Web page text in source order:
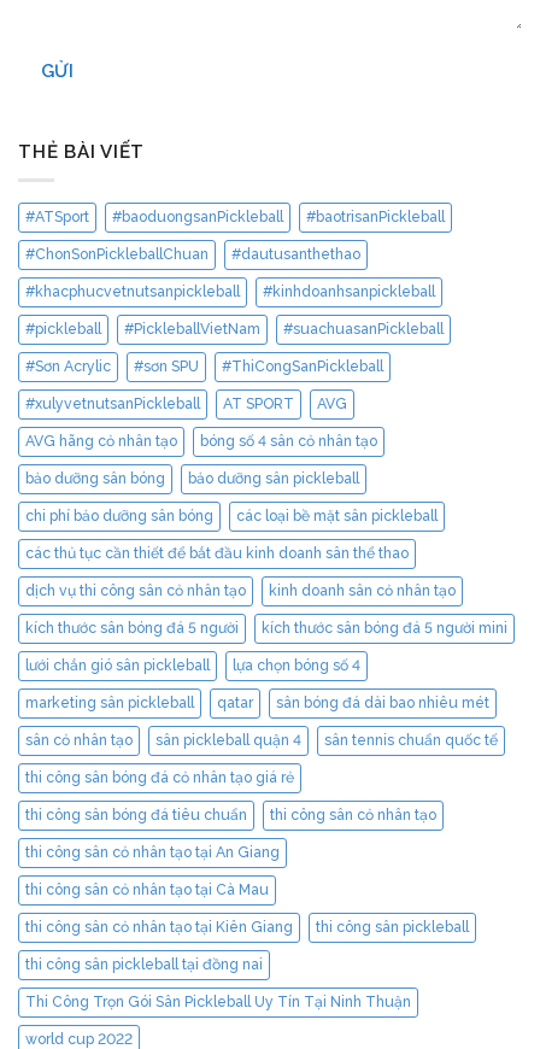
GỬI
THẺ BÀI VIẾT
#ATSport #baoduongsanPickleball #baotrisanPickleball
#ChonSonPickleballChuan #dautusanthethao
#khacphucvetnutsanpickleball #kinhdoanhsanpickleball
#pickleball #PickleballVietNam #suachuasanPickleball
#Sơn Acrylic #sơn SPU #ThiCongSanPickleball
#xulyvetnutsanPickleball AT SPORT AVG
AVG hãng cỏ nhân tạo bóng số 4 sân cỏ nhân tạo
bảo dưỡng sân bóng bảo dưỡng sân pickleball
chi phí bảo dưỡng sân bóng các loại bề mặt sân pickleball
các thủ tục cần thiết để bắt đầu kinh doanh sân thể thao
dịch vụ thi công sân cỏ nhân tạo kinh doanh sân cỏ nhân tạo
kích thước sân bóng đá 5 người kích thước sân bóng đá 5 người mini
lưới chắn gió sân pickleball lựa chọn bóng số 4
marketing sân pickleball qatar sân bóng đá dài bao nhiêu mét
sân cỏ nhân tạo sân pickleball quận 4 sân tennis chuẩn quốc tế
thi công sân bóng đá cỏ nhân tạo giá rẻ
thi công sân bóng đá tiêu chuẩn thi công sân cỏ nhân tạo
thi công sân cỏ nhân tạo tại An Giang
thi công sân cỏ nhân tạo tại Cà Mau
thi công sân cỏ nhân tạo tại Kiên Giang thi công sân pickleball
thi công sân pickleball tại đồng nai
Thi Công Trọn Gói Sân Pickleball Uy Tín Tại Ninh Thuận
world cup 2022